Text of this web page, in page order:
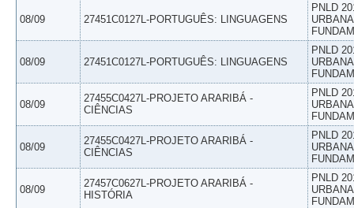
08/09 27451C0127L-PORTUGUÊS: LINGUAGENS
PNLD
08/09 27451C0127L-PORTUGUÊS: LINGUAGENS
PNLD
08/09
27455C0427L-PROJETO ARARIBÁ -
CIÊNCIAS
PNLD
08/09
27455C0427L-PROJETO ARARIBÁ -
CIÊNCIAS
PNLD
08/09
27457C0627L-PROJETO ARARIBÁ -
HISTÓRIA
PNLD